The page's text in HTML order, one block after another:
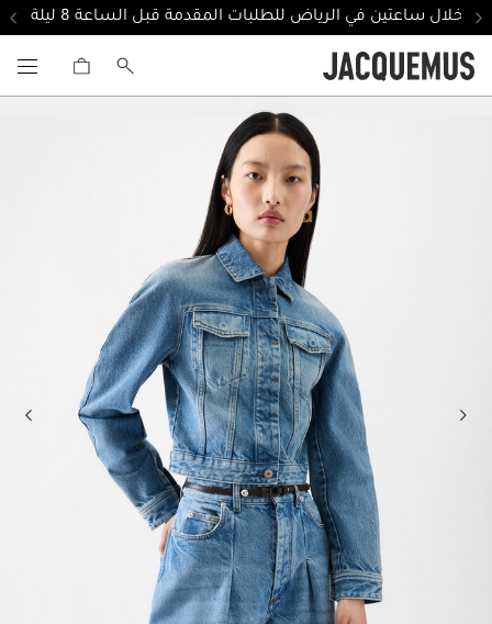
خلال ساعتين في الرياض للطلبات المقدمة قبل الساعة 8 ليلة